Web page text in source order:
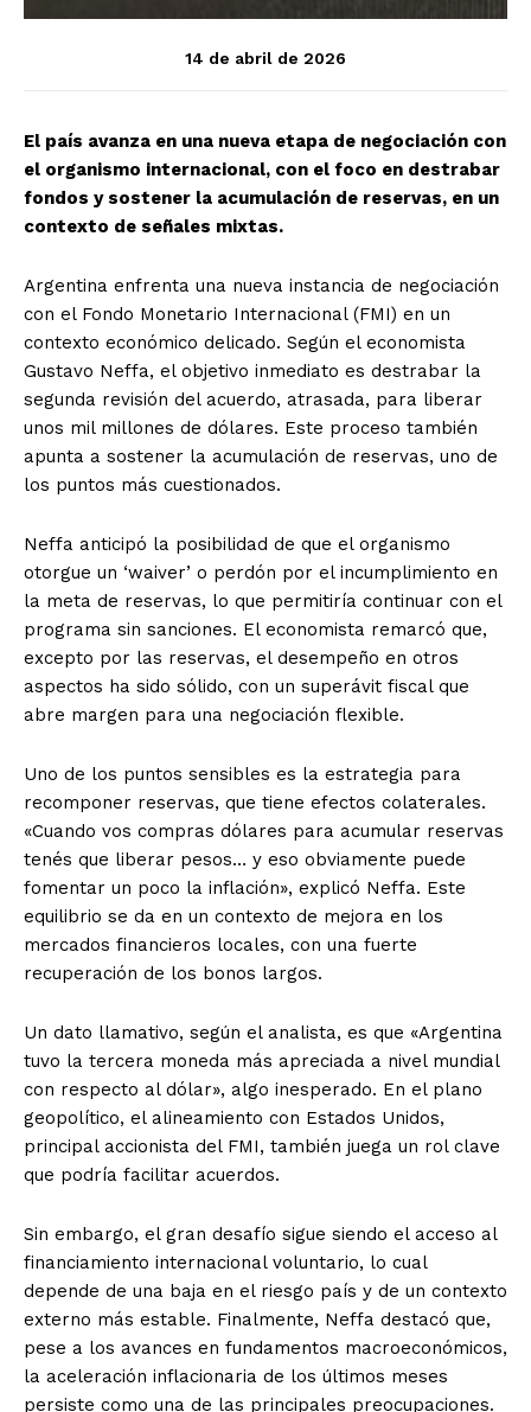
14 de abril de 2026
El país avanza en una nueva etapa de negociación con
el organismo internacional, con el foco en destrabar
fondos y sostener la acumulación de reservas, en un
contexto de señales mixtas.
Argentina enfrenta una nueva instancia de negociación
con el Fondo Monetario Internacional (FMI) en un
contexto económico delicado. Según el economista
Gustavo Neffa, el objetivo inmediato es destrabar la
segunda revisión del acuerdo, atrasada, para liberar
unos mil millones de dólares. Este proceso también
apunta a sostener la acumulación de reservas, uno de
los puntos más cuestionados.
Neffa anticipó la posibilidad de que el organismo
otorgue un ‘waiver’ o perdón por el incumplimiento en
la meta de reservas, lo que permitiría continuar con el
programa sin sanciones. El economista remarcó que,
excepto por las reservas, el desempeño en otros
aspectos ha sido sólido, con un superávit fiscal que
abre margen para una negociación flexible.
Uno de los puntos sensibles es la estrategia para
recomponer reservas, que tiene efectos colaterales.
«Cuando vos compras dólares para acumular reservas
tenés que liberar pesos… y eso obviamente puede
fomentar un poco la inflación», explicó Neffa. Este
equilibrio se da en un contexto de mejora en los
mercados financieros locales, con una fuerte
recuperación de los bonos largos.
Un dato llamativo, según el analista, es que «Argentina
tuvo la tercera moneda más apreciada a nivel mundial
con respecto al dólar», algo inesperado. En el plano
geopolítico, el alineamiento con Estados Unidos,
principal accionista del FMI, también juega un rol clave
que podría facilitar acuerdos.
Sin embargo, el gran desafío sigue siendo el acceso al
financiamiento internacional voluntario, lo cual
depende de una baja en el riesgo país y de un contexto
externo más estable. Finalmente, Neffa destacó que,
pese a los avances en fundamentos macroeconómicos,
la aceleración inflacionaria de los últimos meses
persiste como una de las principales preocupaciones.